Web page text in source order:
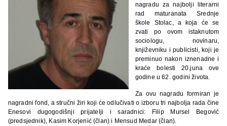
nagradu za najbolji literarni
rad maturanata Srednje
škole Stolac, a koja će se
zvati po ovom istaknutom
sociologu, novinaru,
književniku i publicisti, koji je
preminuo nakon iznenadne i
kraće bolesti 20.juna ove
godine u 62. godini života.
Za ovu nagradu formiran je
nagradni fond, a stručni žiri koji će odlučivati o izboru tri najbolja rada čine
Enesovi dugogodišnji prijatelji i saradnici: Filip Mursel Begović
(predsjednik), Kasim Korjenić (član) i Mensud Medar (član).